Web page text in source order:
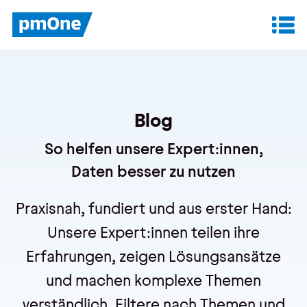
Blog
So helfen unsere Expert:innen,
Daten besser zu nutzen
Praxisnah, fundiert und aus erster Hand:
Unsere Expert:innen teilen ihre
Erfahrungen, zeigen Lösungsansätze
und machen komplexe Themen
Datenanalyse & Reporting
Finanzplanung & Controlling
IT-Betrieb & Support
Insights
Anwenderberichte
Whitepaper
Blog